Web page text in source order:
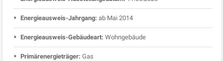
Energieausweis-Jahrgang: ab Mai 2014
Energieausweis-Gebäudeart: Wohngebäude
Primärenergieträger: Gas